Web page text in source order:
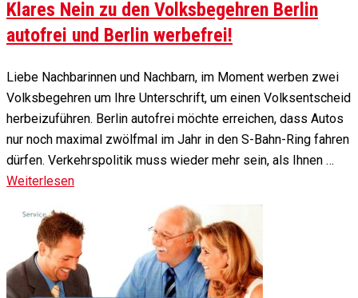
Klares Nein zu den Volksbegehren Berlin
autofrei und Berlin werbefrei!
Liebe Nachbarinnen und Nachbarn, im Moment werben zwei
Volksbegehren um Ihre Unterschrift, um einen Volksentscheid
herbeizuführen. Berlin autofrei möchte erreichen, dass Autos
nur noch maximal zwölfmal im Jahr in den S-Bahn-Ring fahren
dürfen. Verkehrspolitik muss wieder mehr sein, als Ihnen …
Weiterlesen